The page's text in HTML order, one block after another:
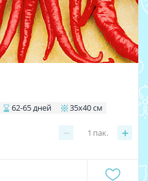
62-65 дней 35х40 см
− +
1 пак.